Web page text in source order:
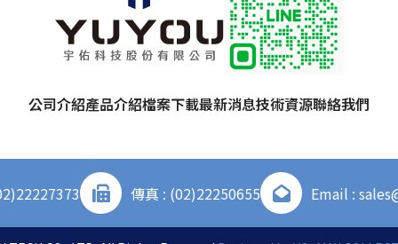
公司介紹產品介紹檔案下載最新消息技術資源聯絡我們
傳真 : (02)22250655 Email :